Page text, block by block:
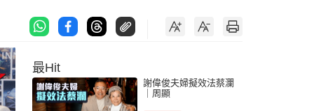
最Hit
謝偉俊夫婦擬效法蔡瀾
｜周顯